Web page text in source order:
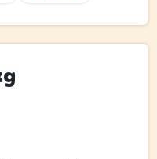
vara den första att
ta del av våra nyheter